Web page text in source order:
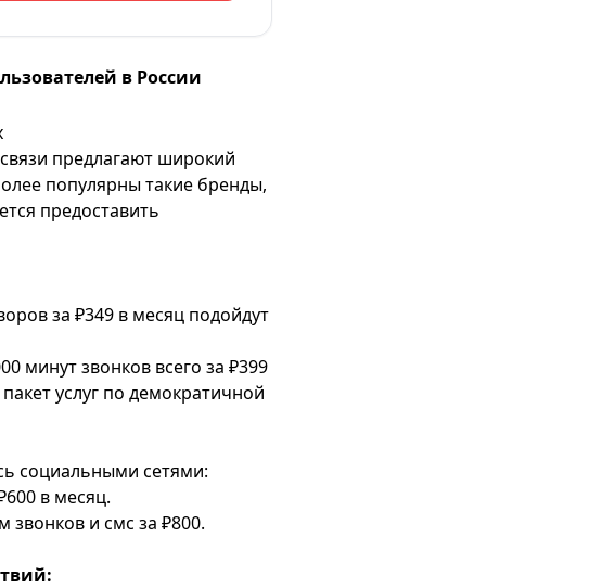
в России
предлагают широкий
популярны такие бренды,
предоставить
за ₽349 в месяц подойдут
минут звонков всего за ₽399
услуг по демократичной
социальными сетями:
в месяц.
звонков и смс за ₽800.